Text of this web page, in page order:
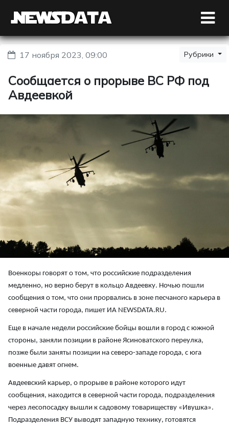
17 ноября 2023, 09:00 Рубрики
Сообщается о прорыве ВС РФ под
Авдеевкой
Военкоры говорят о том, что российские подразделения
медленно, но верно берут в кольцо Авдеевку. Ночью пошли
сообщения о том, что они прорвались в зоне песчаного карьера в
северной части города, пишет ИА NEWSDATA.RU.
Еще в начале недели российские бойцы вошли в город с южной
стороны, заняли позиции в районе Ясиноватского переулка,
позже были заняты позиции на северо-западе города, с юга
военные давят огнем.
Авдеевский карьер, о прорыве в районе которого идут
сообщения, находится в северной части города, подразделения
через лесопосадку вышли к садовому товариществу «Ивушка».
Подразделения ВСУ выводят западную технику, готовятся